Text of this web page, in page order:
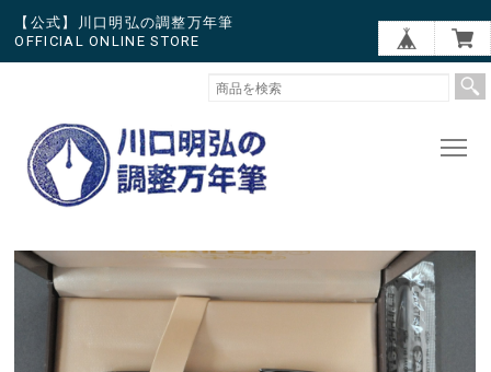
【公式】川口明弘の調整万年筆
OFFICIAL ONLINE STORE